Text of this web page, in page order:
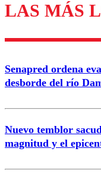
LAS MÁS
Senapred ordena
desborde del río
Nuevo temblor
magnitud y el